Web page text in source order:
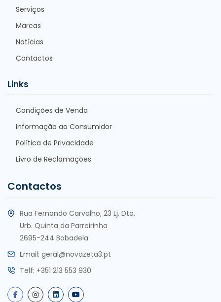
Serviços
Marcas
Notícias
Contactos
Links
Condições de Venda
Informação ao Consumidor
Política de Privacidade
Livro de Reclamações
Contactos
Rua Fernando Carvalho, 23 Lj. Dta.
Urb. Quinta da Parreirinha
2695-244 Bobadela
Email: geral@novazeta3.pt
Telf: +351 213 553 930